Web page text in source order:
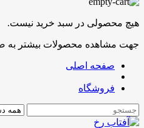
هیچ محصولی در سبد خرید نیست.
جهت مشاهده محصولات بیشتر به
صفحه اصلی
فروشگاه